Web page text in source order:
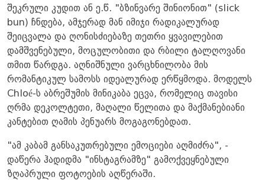
შეკრული კუდით ან ე.წ. "ბზინვარე შინიონით" (slick
bun) ჩნდება, ამჯერად მან იმიჯი რადიკალურად
შეიცვალა და ღონისძიებაზე თეთრი ყვავილებით
დამშვენებული, მოცულობითი და რბილი ტალღოვანი
თმით წარდგა. აღნიშნული ვარცხნილობა მის
რომანტიკულ სამოსს იდეალურად ერწყმოდა. მოდელს
Chloé-ს აბრეშუმის მინიკაბა ეცვა, რომელიც თავისი
ღრმა დეკოლტეთი, მაღალი წელითა და მაქმანებიანი
კანტებით ღამის პენუარს მოგაგონებდათ.
"ამ კაბამ განსაკუთრებული ემოციები აღმიძრა", -
დაწერა ჰადიდმა "ინსტაგრამზე" გამოქვეყნებული
ზღაპრული ფოტოების აღწერაში.